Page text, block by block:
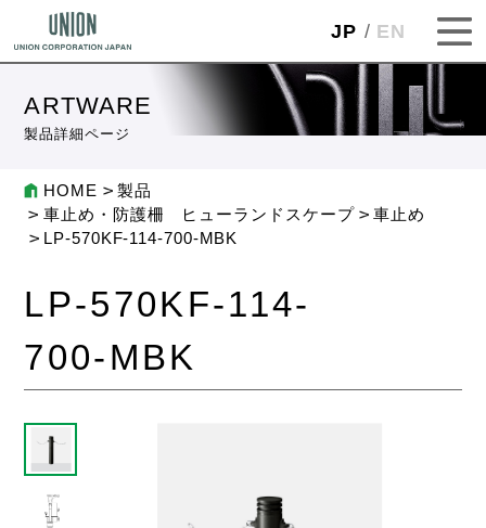
JP EN
ARTWARE
製品詳細ページ
HOME
製品
車止め・防護柵 ヒューランドスケープ
車止め
LP-570KF-114-700-MBK
LP-570KF-114-
700-MBK